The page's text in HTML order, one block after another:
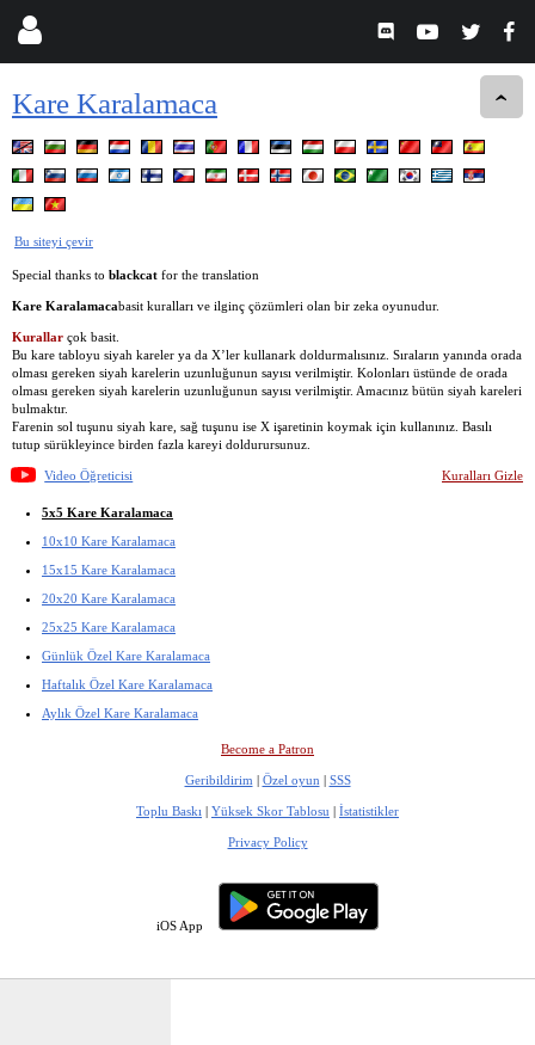
Kare Karalamaca
Bu siteyi çevir
Special thanks to blackcat for the translation
Kare Karalamacabasit kuralları ve ilginç çözümleri olan bir zeka oyunudur.
Kurallar çok basit.
Bu kare tabloyu siyah kareler ya da X’ler kullanark doldurmalısınız. Sıraların yanında orada
olması gereken siyah karelerin uzunluğunun sayısı verilmiştir. Kolonları üstünde de orada
olması gereken siyah karelerin uzunluğunun sayısı verilmiştir. Amacınız bütün siyah kareleri
bulmaktır.
Farenin sol tuşunu siyah kare, sağ tuşunu ise X işaretinin koymak için kullanınız. Basılı
tutup sürükleyince birden fazla kareyi doldurursunuz.
Video Öğreticisi Kuralları Gizle
5x5 Kare Karalamaca
10x10 Kare Karalamaca
15x15 Kare Karalamaca
20x20 Kare Karalamaca
25x25 Kare Karalamaca
Günlük Özel Kare Karalamaca
Haftalık Özel Kare Karalamaca
Aylık Özel Kare Karalamaca
Become a Patron
Geribildirim | Özel oyun | SSS
Toplu Baskı | Yüksek Skor Tablosu | İstatistikler
Privacy Policy
iOS App